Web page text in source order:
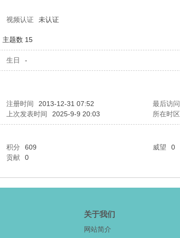
视频认证 未认证
主题数 15
生日 -
注册时间 2013-12-31 07:52 最后访问
上次发表时间 2025-9-9 20:03 所在时区
积分 609 威望
0
贡献 0
关于我们
网站简介